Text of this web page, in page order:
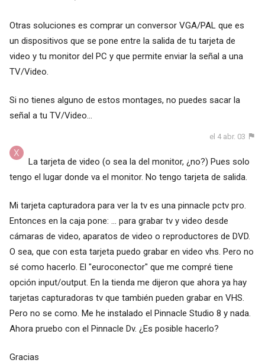
Otras soluciones es comprar un conversor VGA/PAL que es
un dispositivos que se pone entre la salida de tu tarjeta de
video y tu monitor del PC y que permite enviar la señal a una
TV/Video.
Si no tienes alguno de estos montages, no puedes sacar la
señal a tu TV/Video...
el 4 abr. 03
La tarjeta de video (o sea la del monitor, ¿no?) Pues solo
tengo el lugar donde va el monitor. No tengo tarjeta de salida.
Mi tarjeta capturadora para ver la tv es una pinnacle pctv pro.
Entonces en la caja pone: ... para grabar tv y video desde
cámaras de video, aparatos de video o reproductores de DVD.
O sea, que con esta tarjeta puedo grabar en video vhs. Pero no
sé como hacerlo. El "euroconector" que me compré tiene
opción input/output. En la tienda me dijeron que ahora ya hay
tarjetas capturadoras tv que también pueden grabar en VHS.
Pero no se como. Me he instalado el Pinnacle Studio 8 y nada.
Ahora pruebo con el Pinnacle Dv. ¿Es posible hacerlo?
Gracias